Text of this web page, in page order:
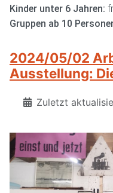
Kinder unter 6 Jahren:
Gruppen ab 10
2024/05/02
Ausstellung:
Zuletzt